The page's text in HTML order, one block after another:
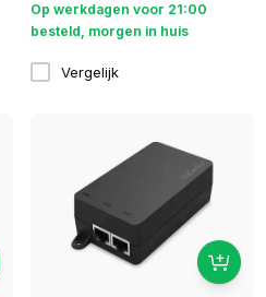
Op werkdagen voor 21:00
besteld, morgen in huis
Vergelijk